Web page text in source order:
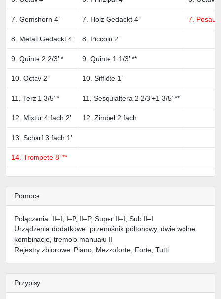
7. Gemshorn 4’ 7. Holz Gedackt 4’ 7.
8. Metall Gedackt 4’ 8. Piccolo 2’
9. Quinte 2 2/3’ * 9. Quinte 1 1/3’ **
10. Octav 2’ 10. Sifflöte 1’
11. Terz 1 3/5’ * 11. Sesquialtera 2 2/3’+1 3/5’ **
12. Mixtur 4 fach 2’ 12. Zimbel 2 fach
13. Scharf 3 fach 1’
14. Trompete 8’ **
Pomoce
Połączenia: II–I, I–P, II–P, Super II–I, Sub II–I
Urządzenia dodatkowe: przenośnik półtonowy, dwie wolne
kombinacje, tremolo manuału II
Rejestry zbiorowe: Piano, Mezzoforte, Forte, Tutti
Przypisy